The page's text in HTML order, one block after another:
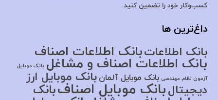
کسب‌وکار خود را تضمین کنید.
داغ‌ترین ها
بانک اطلاعاتبانک اطلاعات اصناف
بانک اطلاعات اصناف و مشاغل بانک موبایل
آزمون نظام مهندسی بانک موبایل آلمان بانک موبایل ارز
دیجیتالبانک موبایل اصنافبانک